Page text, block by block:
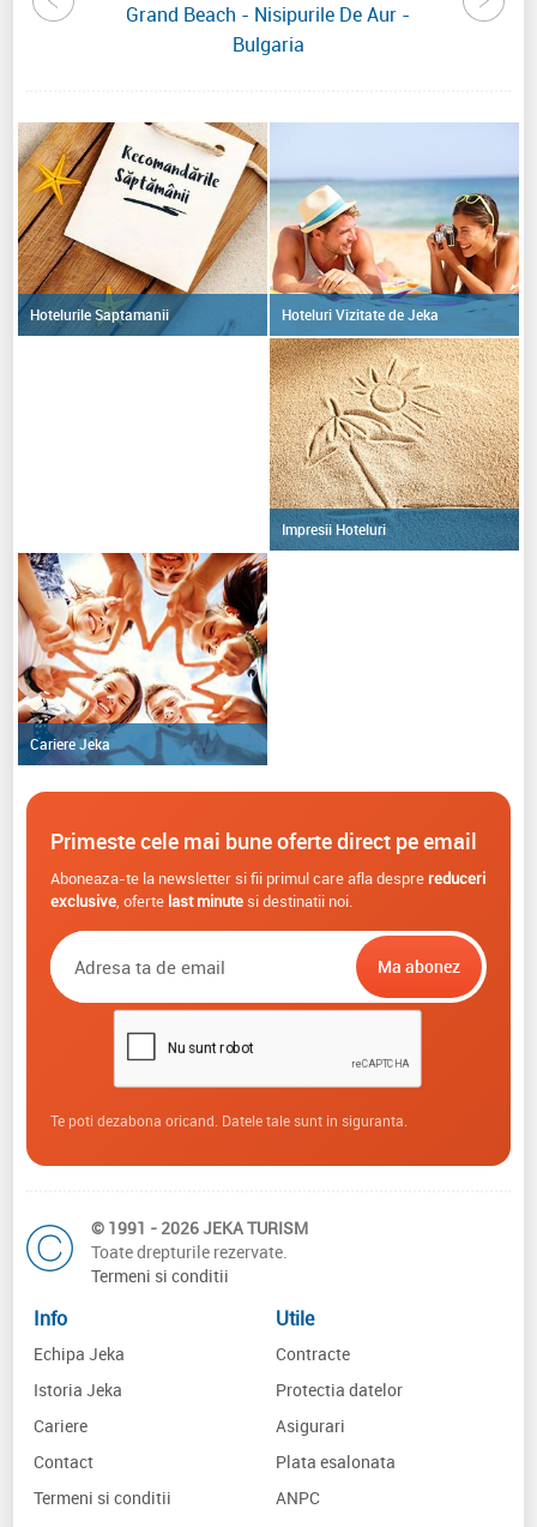
Grand Beach - Nisipurile De Aur -
Bulgaria
Hotelurile Saptamanii Hoteluri Vizitate de Jeka
Impresii Hoteluri
Cariere Jeka
Primeste cele mai bune oferte direct pe email
Aboneaza-te la newsletter si fii primul care afla despre reduceri
exclusive, oferte last minutesi destinatii noi.
Te poti dezabona oricand. Datele tale sunt in siguranta.
© 1991 - 2026 JEKA TURISM
Toate drepturile rezervate.
Termeni si conditii
Info
Echipa Jeka
Istoria Jeka
Cariere
Contact
Termeni si conditii
Utile
Contracte
Protectia datelor
Asigurari
Plata esalonata
ANPC